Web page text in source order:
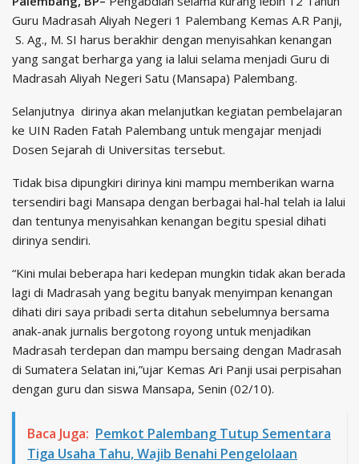
Guru Madrasah Aliyah Negeri 1 Palembang Kemas A.R Panji,
S. Ag., M. SI harus berakhir dengan menyisahkan kenangan
yang sangat berharga yang ia lalui selama menjadi Guru di
Madrasah Aliyah Negeri Satu (Mansapa) Palembang.
Selanjutnya dirinya akan melanjutkan kegiatan pembelajaran
ke UIN Raden Fatah Palembang untuk mengajar menjadi
Dosen Sejarah di Universitas tersebut.
Tidak bisa dipungkiri dirinya kini mampu memberikan warna
tersendiri bagi Mansapa dengan berbagai hal-hal telah ia lalui
dan tentunya menyisahkan kenangan begitu spesial dihati
dirinya sendiri.
“Kini mulai beberapa hari kedepan mungkin tidak akan berada
lagi di Madrasah yang begitu banyak menyimpan kenangan
dihati diri saya pribadi serta ditahun sebelumnya bersama
anak-anak jurnalis bergotong royong untuk menjadikan
Madrasah terdepan dan mampu bersaing dengan Madrasah
di Sumatera Selatan ini,”ujar Kemas Ari Panji usai perpisahan
dengan guru dan siswa Mansapa, Senin (02/10).
Baca Juga: Pemkot Palembang Tutup Sementara
Tiga Usaha Tahu, Wajib Benahi Pengelolaan